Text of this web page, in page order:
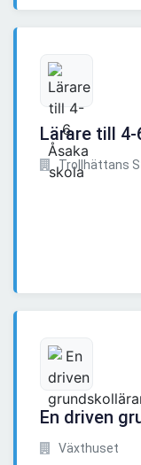
Lärare till
Trollhättans
En driven
Växthuset